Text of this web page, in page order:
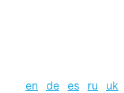
en de es ru
uk